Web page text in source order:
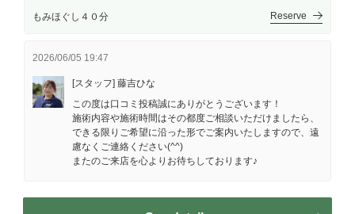
もみほぐし４０分 Reserve
2026/06/05 19:47
[スタッフ] 藤吉ひな
この度は口コミ投稿誠にありがとうございます！
施術内容や施術時間はその都度ご相談いただけましたら、
できる限りご希望に沿った形でご案内いたしますので、遠
慮なくご連絡ください(^^)
またのご来店を心よりお待ちしております♪